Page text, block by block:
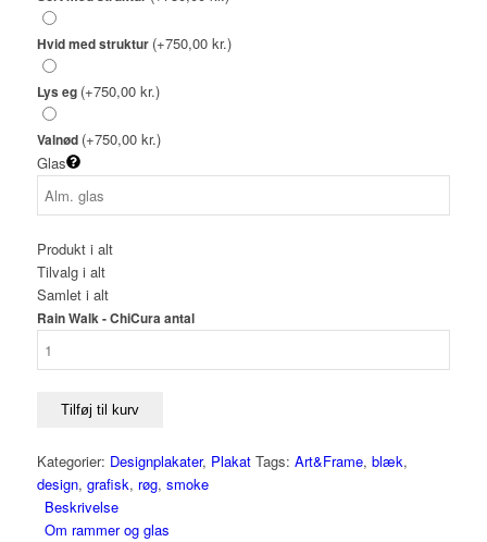
Hvid med struktur (+750,00 kr.)
Lys eg (+750,00 kr.)
Valnød (+750,00 kr.)
Glas
Produkt i alt
Tilvalg i alt
Samlet i alt
Rain Walk - ChiCura antal
Tilføj til kurv
Kategorier: Designplakater, Plakat Tags: Art&Frame, blæk,
design, grafisk, røg, smoke
Beskrivelse
Om rammer og glas